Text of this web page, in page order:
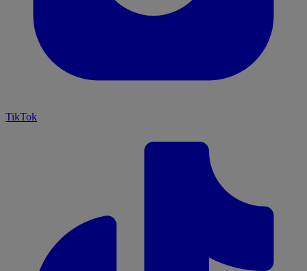
TikTok